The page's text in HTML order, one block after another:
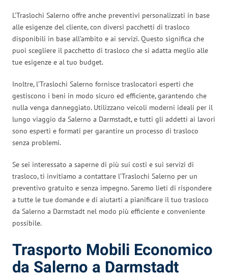
L’Traslochi Salerno offre anche preventivi personalizzati in base
alle esigenze del cliente, con diversi pacchetti di trasloco
disponibili in base all’ambito e ai servizi. Questo significa che
puoi scegliere il pacchetto di trasloco che si adatta meglio alle
tue esigenze e al tuo budget.
Inoltre, l’Traslochi Salerno fornisce traslocatori esperti che
gestiscono i beni in modo sicuro ed efficiente, garantendo che
nulla venga danneggiato. Utilizzano veicoli moderni ideali per il
lungo viaggio da Salerno a Darmstadt, e tutti gli addetti ai lavori
sono esperti e formati per garantire un processo di trasloco
senza problemi.
Se sei interessato a saperne di più sui costi e sui servizi di
trasloco, ti invitiamo a contattare l’Traslochi Salerno per un
preventivo gratuito e senza impegno. Saremo lieti di rispondere
a tutte le tue domande e di aiutarti a pianificare il tuo trasloco
da Salerno a Darmstadt nel modo più efficiente e conveniente
possibile.
Trasporto Mobili Economico
da Salerno a Darmstadt